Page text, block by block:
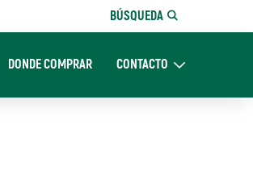
BÚSQUEDA
DONDE COMPRAR CONTACTOExpand CONTACTO